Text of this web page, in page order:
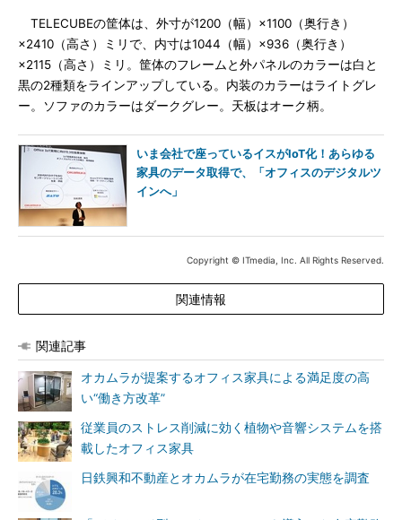
TELECUBEの筐体は、外寸が1200（幅）×1100（奥行き）
×2410（高さ）ミリで、内寸は1044（幅）×936（奥行き）
×2115（高さ）ミリ。筐体のフレームと外パネルのカラーは白と
黒の2種類をラインアップしている。内装のカラーはライトグレ
ー。ソファのカラーはダークグレー。天板はオーク柄。
いま会社で座っているイスがIoT化！あらゆる
家具のデータ取得で、「オフィスのデジタルツ
インへ」
Copyright © ITmedia, Inc. All Rights Reserved.
関連情報
関連記事
オカムラが提案するオフィス家具による満足度の高
い“働き方改革”
従業員のストレス削減に効く植物や音響システムを搭
載したオフィス家具
日鉄興和不動産とオカムラが在宅勤務の実態を調査